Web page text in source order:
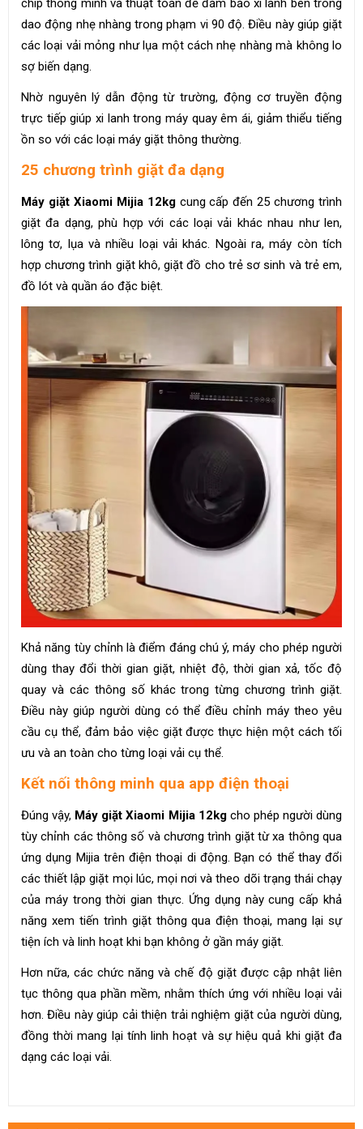
chip thông minh và thuật toán để đảm bảo xi lanh bên trong
dao động nhẹ nhàng trong phạm vi 90 độ. Điều này giúp giặt
các loại vải mỏng như lụa một cách nhẹ nhàng mà không lo
sợ biến dạng.
Nhờ nguyên lý dẫn động từ trường, động cơ truyền động
trực tiếp giúp xi lanh trong máy quay êm ái, giảm thiểu tiếng
ồn so với các loại máy giặt thông thường.
25 chương trình giặt đa dạng
Máy giặt Xiaomi Mijia 12kgcung cấp đến 25 chương trình
giặt đa dạng, phù hợp với các loại vải khác nhau như len,
lông tơ, lụa và nhiều loại vải khác. Ngoài ra, máy còn tích
hợp chương trình giặt khô, giặt đồ cho trẻ sơ sinh và trẻ em,
đồ lót và quần áo đặc biệt.
Khả năng tùy chỉnh là điểm đáng chú ý, máy cho phép người
dùng thay đổi thời gian giặt, nhiệt độ, thời gian xả, tốc độ
quay và các thông số khác trong từng chương trình giặt.
Điều này giúp người dùng có thể điều chỉnh máy theo yêu
cầu cụ thể, đảm bảo việc giặt được thực hiện một cách tối
ưu và an toàn cho từng loại vải cụ thể.
Kết nối thông minh qua app điện thoại
Đúng vậy, Máy giặt Xiaomi Mijia 12kgcho phép người dùng
tùy chỉnh các thông số và chương trình giặt từ xa thông qua
ứng dụng Mijia trên điện thoại di động. Bạn có thể thay đổi
các thiết lập giặt mọi lúc, mọi nơi và theo dõi trạng thái chạy
của máy trong thời gian thực. Ứng dụng này cung cấp khả
năng xem tiến trình giặt thông qua điện thoại, mang lại sự
tiện ích và linh hoạt khi bạn không ở gần máy giặt.
Hơn nữa, các chức năng và chế độ giặt được cập nhật liên
tục thông qua phần mềm, nhằm thích ứng với nhiều loại vải
hơn. Điều này giúp cải thiện trải nghiệm giặt của người dùng,
đồng thời mang lại tính linh hoạt và sự hiệu quả khi giặt đa
dạng các loại vải.